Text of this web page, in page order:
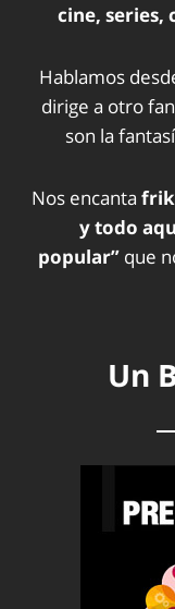
cine, series,
Hablamos
dirige a otro
son la
Nos encanta
y todo
popular” que
Un